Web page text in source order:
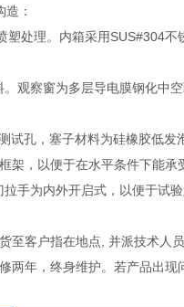
造：
塑处理。内箱采用SUS#304不
观察窗为多层导电膜钢化中
孔，塞子材料为硅橡胶低发
架，以便于在水平条件下能
手为内外开启式，以便于试
至客户指在地点, 并派技术人
两年，终身维护。若产品出现